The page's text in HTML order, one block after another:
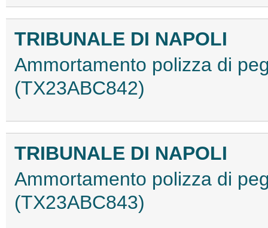
TRIBUNALE DI NAPOLI
Ammortamento polizza di
(TX23ABC842)
TRIBUNALE DI NAPOLI
Ammortamento polizza di
(TX23ABC843)